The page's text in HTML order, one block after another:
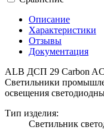
Описание
Характеристики
Отзывы
Документация
ALB ДСП 29 Carbon
Светильники
освещения
Тип изделия:
Светильник